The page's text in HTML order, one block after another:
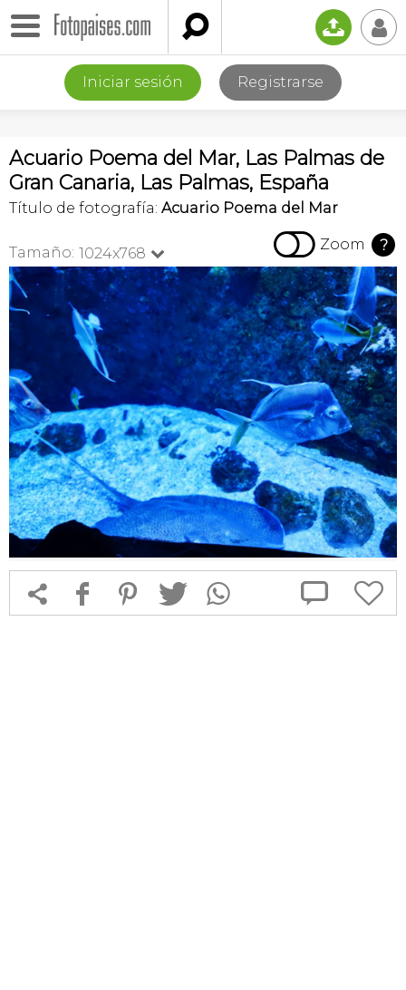
 📤 👤
Iniciar sesión Registrarse
Acuario Poema del Mar, Las Palmas de
Gran Canaria, Las Palmas, España
Título de fotografía: Acuario Poema del Mar
Tamaño: 1024x768   Zoom ?
 f 1 T  